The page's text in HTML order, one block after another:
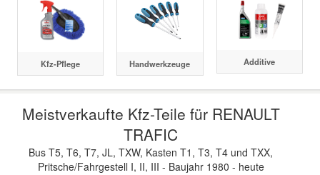
Kfz-Pflege Handwerkzeuge Additive
Meistverkaufte Kfz-Teile für RENAULT
TRAFIC
Bus T5, T6, T7, JL, TXW, Kasten T1, T3, T4 und TXX,
Pritsche/Fahrgestell I, II, III - Baujahr 1980 - heute